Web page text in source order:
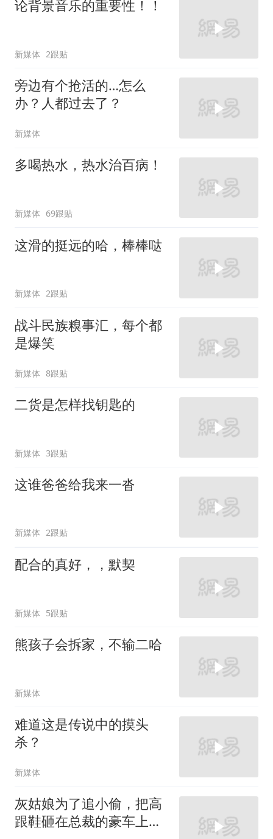
论背景音乐的重要性！！
新媒体 2跟贴
旁边有个抢活的…怎么
办？人都过去了？
新媒体
多喝热水，热水治百病！
新媒体 69跟贴
这滑的挺远的哈，棒棒哒
新媒体 2跟贴
战斗民族糗事汇，每个都
是爆笑
新媒体 8跟贴
二货是怎样找钥匙的
新媒体 3跟贴
这谁爸爸给我来一沓
新媒体 2跟贴
配合的真好，，默契
新媒体 5跟贴
熊孩子会拆家，不输二哈
新媒体
难道这是传说中的摸头
杀？
新媒体
灰姑娘为了追小偷，把高
跟鞋砸在总裁的豪车上，